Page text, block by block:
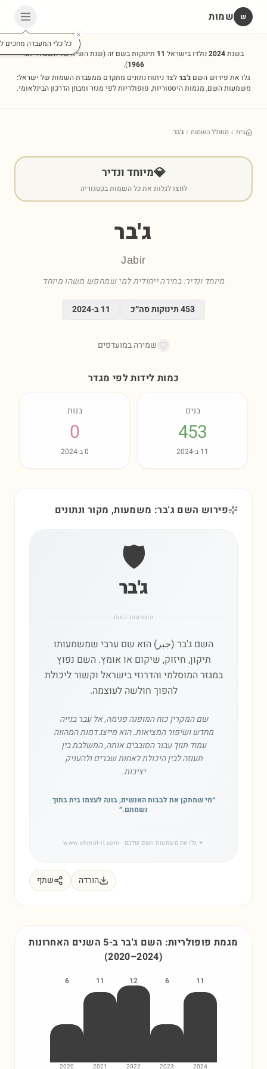
שׁ שמות
כל כלי המעבדה מחכים
בשנת2024נולדו בישראל 11 תינוקות בשם זה(שנת השיא של השם הייתה
1966
).
גלו את פירוש השם ג'ברלצד ניתוח נתונים מתקדם ממעבדת השמות של ישראל:
משמעות השם, מגמות היסטוריות, פופולריות לפי מגזר ומבחן הדרכון הבינלאומי.
בית מחולל השמות ג'בר
💎מיוחד ונדיר
לחצו לגלות את כל השמות בקטגוריה
ג'בר
Jabir
מיוחד ונדיר: בחירה ייחודית למי שמחפש משהו מיוחד
453תינוקות סה״כ 11ב-2024
שמירה במועדפים
כמות לידות לפי מגדר
בנים
453
11 ב-2024
בנות
0
0ב-2024
פירוש השם ג'בר: משמעות, מקור ונתונים
🛡️
ג'בר
משמעות השם
השם ג'בר (جبر) הוא שם ערבי שמשמעותו
תיקון, חיזוק, שיקום או אומץ. השם נפוץ
במגזר המוסלמי והדרוזי בישראל וקשור ליכולת
להפוך חולשה לעוצמה.
שם המקרין כוח המופנה פנימה, אל עבר בנייה
מחדש ושיפור המציאות. הוא מייצג דמות המהווה
עמוד תווך עבור הסובבים אותה, המשלבת בין
תעוזה לבין היכולת לאחות שברים ולהעניק
יציבות.
״מי שמתקן את לבבות האנשים, בונה לעצמו בית בתוך
נשמתם.״
✦ גלו את משמעות השם שלכם · www.shmot-il.com
הורדה שתף
מגמת פופולריות: השם ג'בר ב-5 השנים האחרונות
(2020–2024)
11
2024
6
2023
12
2022
11
2021
6
2020